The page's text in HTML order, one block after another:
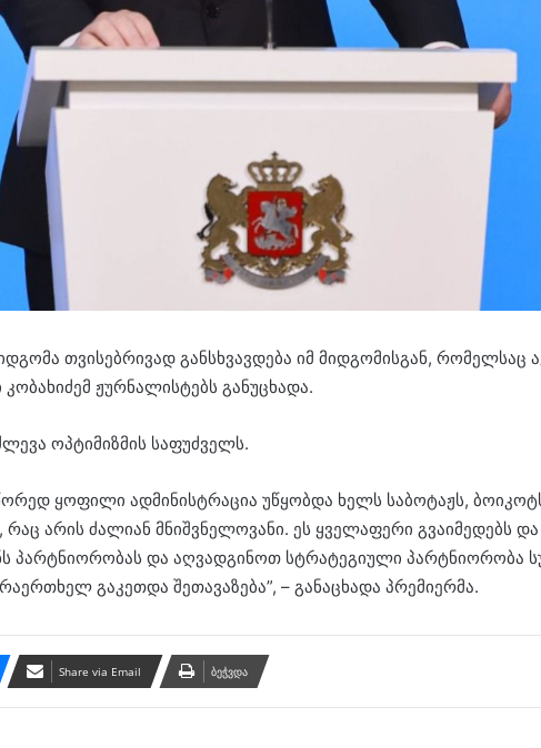
თვისებრივად განსხვავდება იმ მიდგომისგან, რომელსაც
ჟურნალისტებს განუცხადა.
ოპტიმიზმის საფუძველს.
ყოფილი ადმინისტრაცია უწყობდა ხელს საბოტაჟს,
არის ძალიან მნიშვნელოვანი. ეს ყველაფერი გვაიმედებს
პარტნიორობას და აღვადგინოთ სტრატეგიული
გაკეთდა შეთავაზება”, – განაცხადა პრემიერმა.
Share via Email ბეჭვდა